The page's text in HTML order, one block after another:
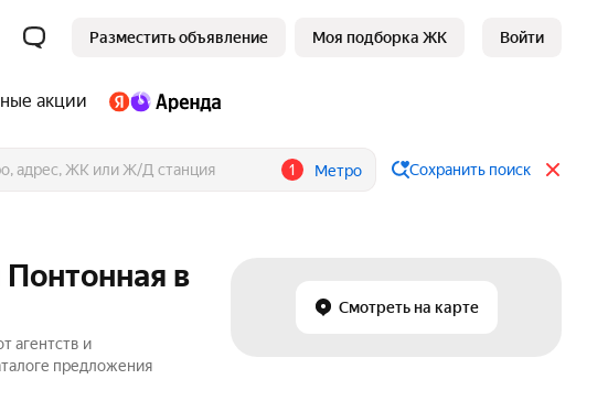
Разместить объявление Моя подборка ЖК Войти
акции
1 Метро Сохранить поиск
Смотреть на карте
в
агентств и
предложения